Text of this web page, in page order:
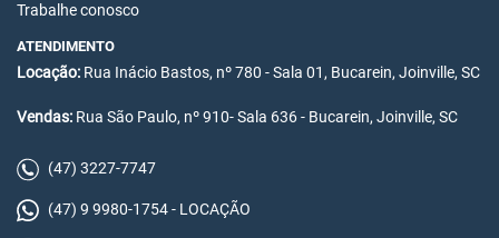
Trabalhe conosco
ATENDIMENTO
Locação: Rua Inácio Bastos, nº 780 - Sala 01, Bucarein, Joinville, SC
Vendas: Rua São Paulo, nº 910- Sala 636 - Bucarein, Joinville, SC
(47) 3227-7747
(47) 9 9980-1754 - LOCAÇÃO